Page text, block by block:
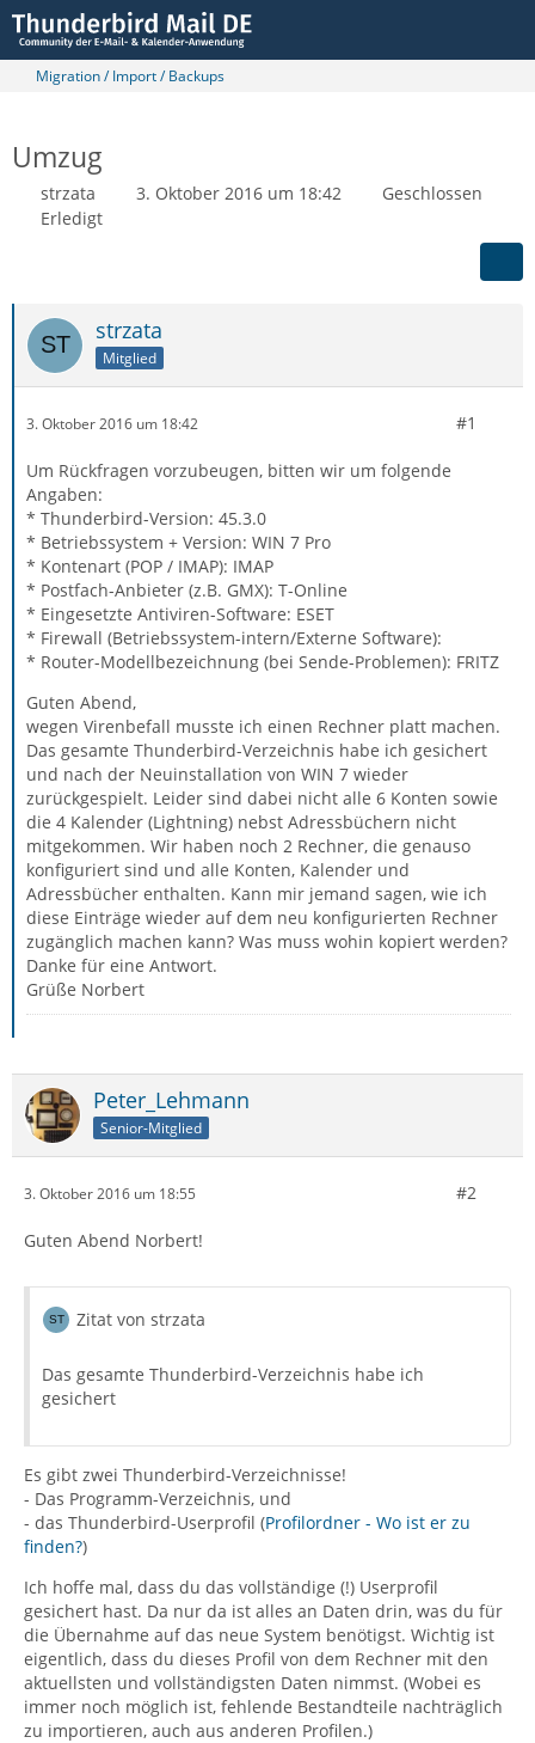
Migration / Import / Backups
Umzug
strzata 3. Oktober 2016 um 18:42
Geschlossen
Erledigt
strzata
Mitglied
3. Oktober 2016 um 18:42 #1
Um Rückfragen vorzubeugen, bitten wir um folgende
Angaben:
* Thunderbird-Version: 45.3.0
* Betriebssystem + Version: WIN 7 Pro
* Kontenart (POP / IMAP): IMAP
* Postfach-Anbieter (z.B. GMX): T-Online
* Eingesetzte Antiviren-Software: ESET
* Firewall (Betriebssystem-intern/Externe Software):
* Router-Modellbezeichnung (bei Sende-Problemen): FRITZ
Guten Abend,
wegen Virenbefall musste ich einen Rechner platt machen.
Das gesamte Thunderbird-Verzeichnis habe ich gesichert
und nach der Neuinstallation von WIN 7 wieder
zurückgespielt. Leider sind dabei nicht alle 6 Konten sowie
die 4 Kalender (Lightning) nebst Adressbüchern nicht
mitgekommen. Wir haben noch 2 Rechner, die genauso
konfiguriert sind und alle Konten, Kalender und
Adressbücher enthalten. Kann mir jemand sagen, wie ich
diese Einträge wieder auf dem neu konfigurierten Rechner
zugänglich machen kann? Was muss wohin kopiert werden?
Danke für eine Antwort.
Grüße Norbert
Peter_Lehmann
Senior-Mitglied
3. Oktober 2016 um 18:55 #2
Guten Abend Norbert!
Zitat von strzata
Das gesamte Thunderbird-Verzeichnis habe ich
gesichert
Es gibt zwei Thunderbird-Verzeichnisse!
- Das Programm-Verzeichnis, und
- das Thunderbird-Userprofil (Profilordner - Wo ist er zu
finden?)
Ich hoffe mal, dass du das vollständige (!) Userprofil
gesichert hast. Da nur da ist alles an Daten drin, was du für
die Übernahme auf das neue System benötigst. Wichtig ist
eigentlich, dass du dieses Profil von dem Rechner mit den
aktuellsten und vollständigsten Daten nimmst. (Wobei es
immer noch möglich ist, fehlende Bestandteile nachträglich
zu importieren, auch aus anderen Profilen.)